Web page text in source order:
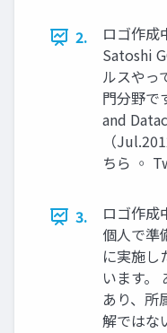
2.
ロゴ作成
Satoshi
ルスやっ
門分野で
and
（
ちら ◦
3.
ロゴ作成
個人で準
に実施し
います。
あり、所
解ではな